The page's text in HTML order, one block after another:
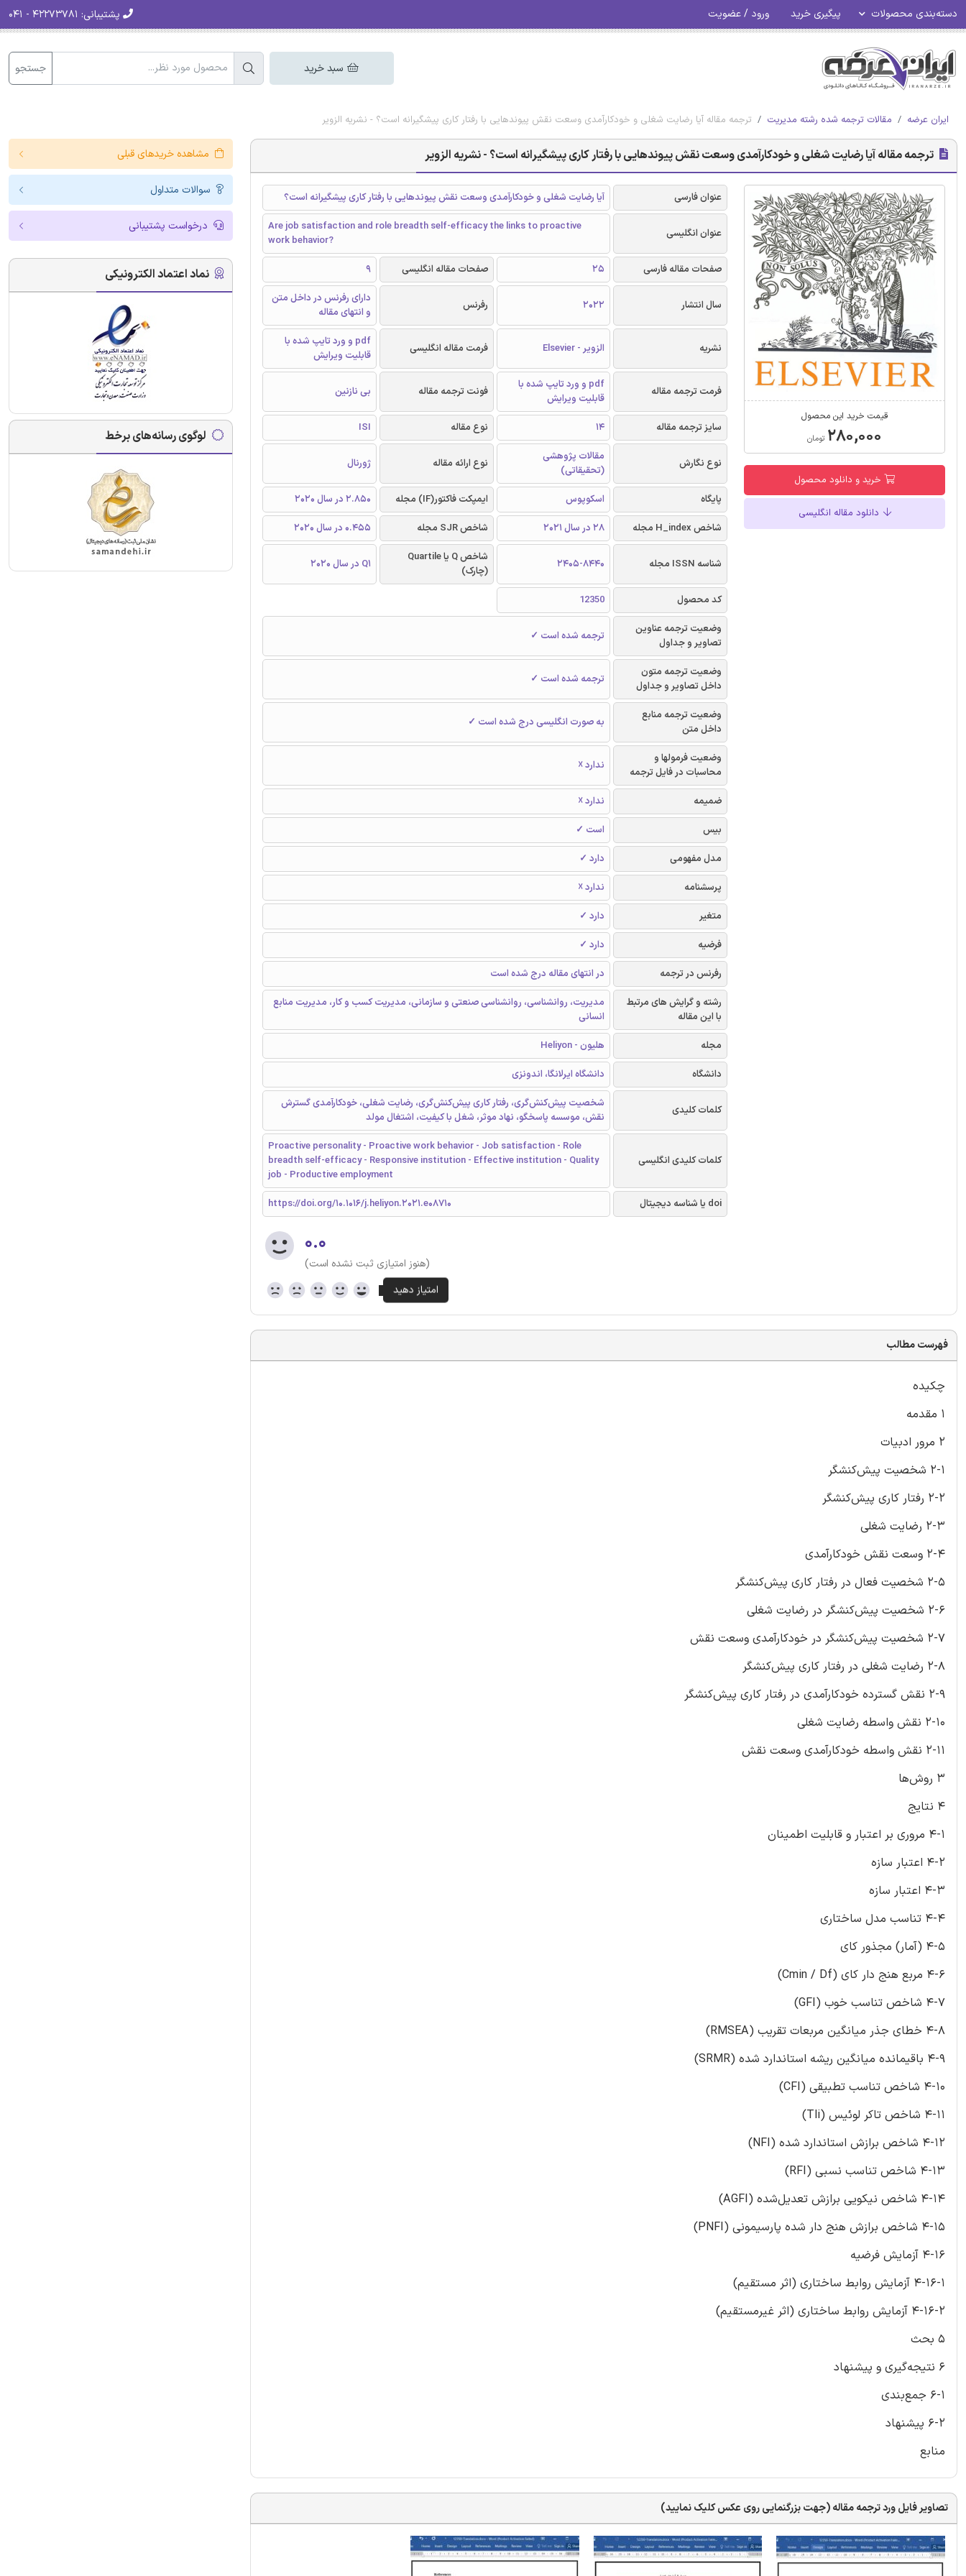
دسته‌بندی محصولات پیگیری خرید ورود / عضویت پشتیبانی:
سبد خرید جستجو
ایران عرضه مقالات ترجمه شده رشته مدیریت ترجمه مقاله آیا رضایت شغلی و خودکارآمدی وسعت نقش پیوندهایی با رفتار کاری پیشگیرانه است؟ - نشریه الزویر
ترجمه مقاله آیا رضایت شغلی و خودکارآمدی وسعت نقش پیوندهایی با رفتار کاری پیشگیرانه است؟ - نشریه الزویر
قیمت خرید این محصول
۲۸۰,۰۰۰ تومان
خرید و دانلود محصول
دانلود مقاله انگلیسی
عنوان فارسی آیا رضایت شغلی و خودکارآمدی وسعت نقش پیوندهایی با رفتار کاری پیشگیرانه است؟
عنوان انگلیسی
Are job satisfaction and role breadth self-efficacy the links to proactive
work behavior?
صفحات مقاله فارسی
25 صفحات مقاله انگلیسی 9
سال انتشار 2022 رفرنس
دارای رفرنس در داخل متن
و انتهای مقاله
نشریه الزویر - Elsevier فرمت مقاله انگلیسی
pdf و ورد تایپ شده با
قابلیت ویرایش
فرمت ترجمه مقاله
pdf و ورد تایپ شده با
قابلیت ویرایش
فونت ترجمه مقاله بی نازنین
سایز ترجمه مقاله 14 نوع مقاله ISI
نوع نگارش
مقالات پژوهشی
(تحقیقاتی)
نوع ارائه مقاله ژورنال
پایگاه اسکوپوس ایمپکت فاکتور(IF) مجله
2.850 در سال 2020
شاخص H_index مجله
28 در سال 2021 شاخص SJR مجله 0.455 در سال 2020
شناسه ISSN مجله 2405-8440
شاخص Q یا Quartile
(چارک)
Q1 در سال 2020
کد محصول
12350
وضعیت ترجمه عناوین
تصاویر و جداول
ترجمه شده است ✓
وضعیت ترجمه متون
داخل تصاویر و جداول
ترجمه شده است ✓
وضعیت ترجمه منابع
داخل متن
به صورت انگلیسی درج شده است ✓
وضعیت فرمولها و
محاسبات در فایل ترجمه
ندارد ☓
ضمیمه
ندارد ☓
بیس
است ✓
مدل مفهومی
دارد ✓
پرسشنامه
ندارد ☓
متغیر
دارد ✓
فرضیه
دارد ✓
رفرنس در ترجمه
در انتهای مقاله درج شده است
رشته و گرایش های مرتبط
با این مقاله
مدیریت، روانشناسی، روانشناسی صنعتی و سازمانی، مدیریت کسب و کار، مدیریت منابع
انسانی
مجله
هلیون - Heliyon
دانشگاه
دانشگاه ایرلانگا، اندونزی
کلمات کلیدی
شخصیت پیش‌کنش‌گری، رفتار کاری پیش‌کنش‌گری، رضایت شغلی، خودکارآمدی گسترش
نقش، موسسه پاسخگو، نهاد موثر، شغل با کیفیت، اشتغال مولد
کلمات کلیدی انگلیسی
Proactive personality - Proactive work behavior - Job satisfaction - Role
breadth self-efficacy - Responsive institution - Effective institution - Quality
job - Productive employment
doi یا شناسه دیجیتال
https://doi.org/10.1016/j.heliyon.2021.e08710
۰.۰
(هنوز امتیازی ثبت نشده است)
فهرست مطالب
چکیده
1 مقدمه
2 مرور ادبیات
2-1 شخصیت پیش‌کنشگر
2-2 رفتار کاری پیش‌کنشگر
2-3 رضایت شغلی
2-4 وسعت نقش خودکارآمدی
2-5 شخصیت فعال در رفتار کاری پیش‌کنشگر
2-6 شخصیت پیش‌کنشگر در رضایت شغلی
2-7 شخصیت پیش‌کنشگر در خودکارآمدی وسعت نقش
2-8 رضایت شغلی در رفتار کاری پیش‌کنشگر
2-9 نقش گسترده خودکارآمدی در رفتار کاری پیش‌کنشگر
2-10 نقش واسطه رضایت شغلی
2-11 نقش واسطه خودکارآمدی وسعت نقش
3 روش‌ها
4 نتایج
4-1 مروری بر اعتبار و قابلیت اطمینان
4-2 اعتبار سازه
4-3 اعتبار سازه
4-4 تناسب مدل ساختاری
4-5 (‏آمار)‏ مجذور کای
4-6 مربع هنج دار کای (‏Cmin / Df)
4-7 شاخص تناسب خوب (‏GFI)
4-8 خطای جذر میانگین مربعات تقریب (‏RMSEA)
4-9 باقیمانده میانگین ریشه استاندارد شده (‏SRMR)
4-10 شاخص تناسب تطبیقی (‏CFI)
4-11 شاخص تاکر لوئیس (‏Tli)
4-12 شاخص برازش استاندارد شده (‏NFI)
4-13 شاخص تناسب نسبی (‏RFI)
4-14 شاخص نیکویی برازش تعدیل‌شده (‏AGFI)
4-15 شاخص برازش هنج دار شده پارسیمونی (‏PNFI)
4-16 آزمایش فرضیه
4-16-1 آزمایش روابط ساختاری (‏اثر مستقیم)
4-16-2 آزمایش روابط ساختاری (‏اثر غیرمستقیم)
5 بحث
6 نتیجه‌گیری و پیشنهاد
6-1 جمع‌بندی
6-2 پیشنهاد
منابع
تصاویر فایل ورد ترجمه مقاله (جهت بزرگنمایی روی عکس کلیک نمایید)
مشاهده خریدهای قبلی
سوالات متداول
درخواست پشتیبانی
نماد اعتماد الکترونیکی
لوگوی رسانه‌های برخط